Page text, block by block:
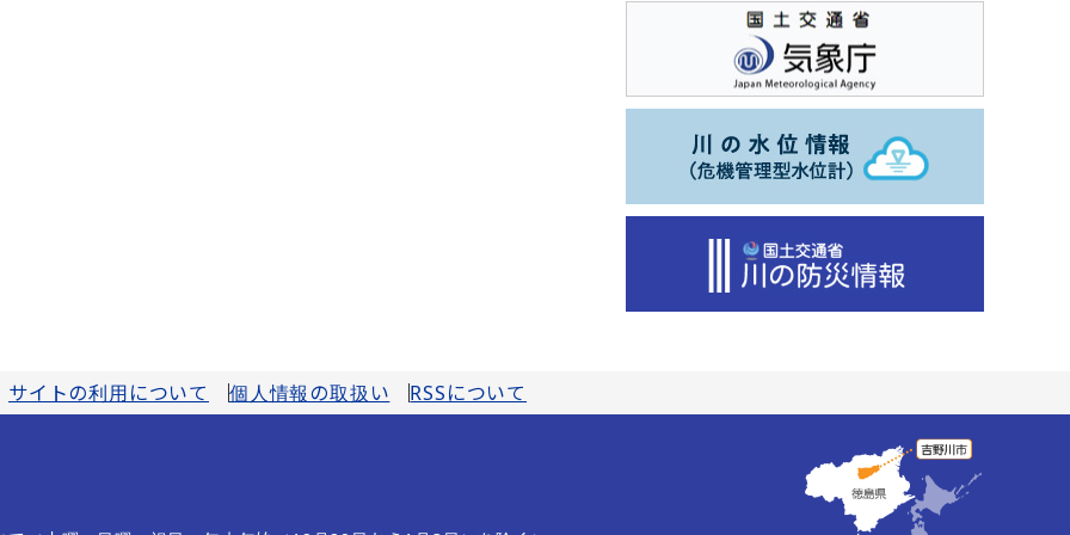
サイトの利用について 個人情報の取扱い RSSについて